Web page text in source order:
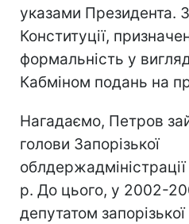
указами Президента.
Конституції,
формальність у
Кабміном подань на
Нагадаємо, Петров
голови Запорізької
р. До цього, у 2002-
депутатом